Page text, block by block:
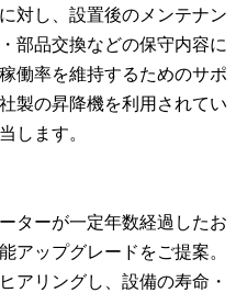
対し、設置後のメンテナン
部品交換などの保守内容に
働率を維持するためのサポ
製の昇降機を利用されてい
します。
ターが一定年数経過したお
アップグレードをご提案。
アリングし、設備の寿命・